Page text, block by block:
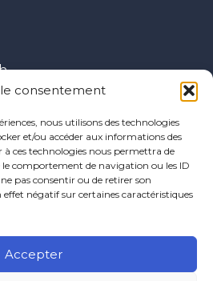
consentement
nous utilisons des technologies
et/ou accéder aux informations des
à ces technologies nous permettra de
le comportement de navigation ou les ID
pas consentir ou de retirer son
négatif sur certaines caractéristiques
Accepter